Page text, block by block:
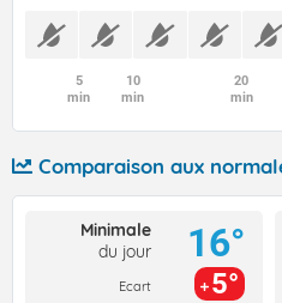
5
min
10
min
20
min
Comparaison aux
Minimale
du jour
Ecart
16°
5°